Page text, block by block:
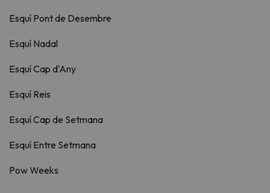
Esquí Pont de Desembre
Esquí Nadal
Esquí Cap d'Any
Esquí Reis
Esquí Cap de Setmana
Esquí Entre Setmana
Pow Weeks